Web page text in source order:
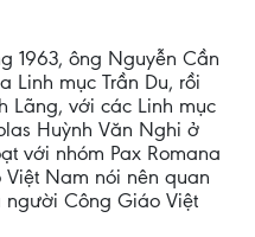
1963, ông Nguyễn Cần
Linh mục Trần Du, rồi
Lãng, với các Linh mục
Huỳnh Văn Nghi ở
với nhóm Pax Romana
Nam nói nên quan
Công Giáo Việt